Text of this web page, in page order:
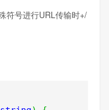
符号进行URL传输时+/